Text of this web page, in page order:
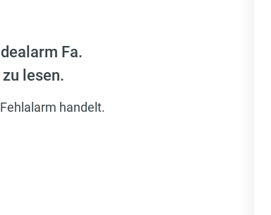
Fa.
lesen.
handelt.